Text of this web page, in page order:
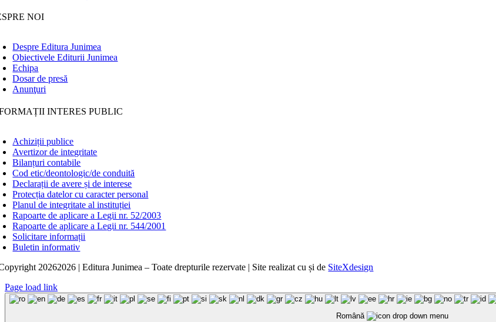
NOI
Despre Editura Junimea
Obiectivele Editurii Junimea
Echipa
Dosar de presă
Anunţuri
INTERES PUBLIC
Achiziții publice
Avertizor de integritate
Bilanțuri contabile
Cod etic/deontologic/de conduită
Declarații de avere și de interese
Protecția datelor cu caracter personal
Planul de integritate al instituției
Rapoarte de aplicare a Legii nr. 52/2003
Rapoarte de aplicare a Legii nr. 544/2001
Solicitare informații
Buletin informativ
20262026 | Editura Junimea – Toate drepturile rezervate | Site realizat cușide SiteXdesign
Page load link
Română